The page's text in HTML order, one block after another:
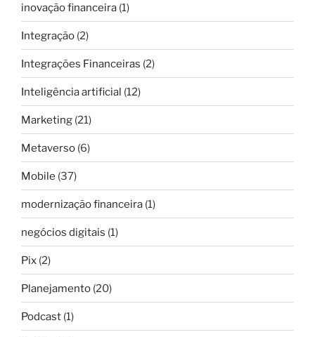
inovação financeira (1)
Integração (2)
Integrações Financeiras (2)
Inteligência artificial (12)
Marketing (21)
Metaverso (6)
Mobile (37)
modernização financeira (1)
negócios digitais (1)
Pix (2)
Planejamento (20)
Podcast (1)